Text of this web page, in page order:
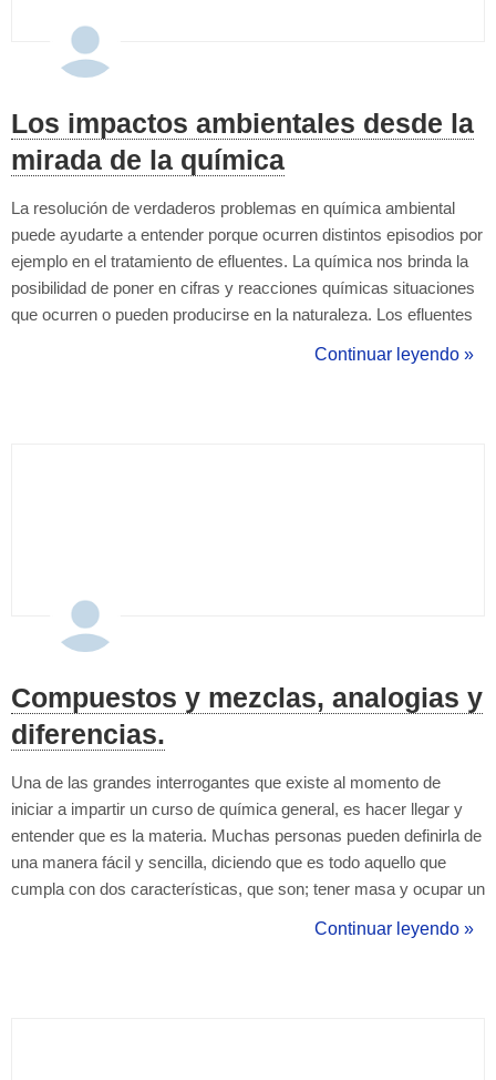
Los impactos ambientales desde la
mirada de la química
La resolución de verdaderos problemas en química ambiental
puede ayudarte a entender porque ocurren distintos episodios por
ejemplo en el tratamiento de efluentes. La química nos brinda la
posibilidad de poner en cifras y reacciones químicas situaciones
que ocurren o pueden producirse en la naturaleza. Los efluentes
potabilizadoras y la utilización de combustibles fósiles genera
Continuar leyendo »
Compuestos y mezclas, analogias y
diferencias.
Una de las grandes interrogantes que existe al momento de
iniciar a impartir un curso de química general, es hacer llegar y
entender que es la materia. Muchas personas pueden definirla de
una manera fácil y sencilla, diciendo que es todo aquello que
cumpla con dos características, que son; tener masa y ocupar un
sea una definición completa. A este concepto se le puede agregar
Continuar leyendo »